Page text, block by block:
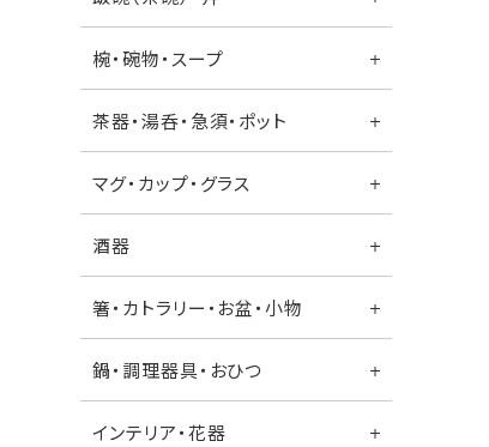
椀・碗物・スープ
茶器・湯呑・急須・ポット
マグ・カップ・グラス
酒器
箸・カトラリー・お盆・小物
鍋・調理器具・おひつ
インテリア・花器